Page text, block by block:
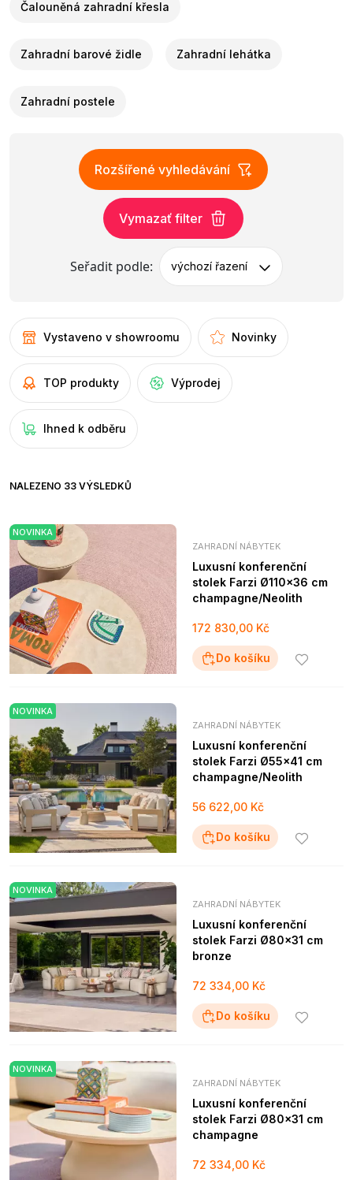
Čalouněná zahradní křesla
Zahradní barové židle Zahradní lehátka
Zahradní postele
Rozšířené vyhledávání
Vymazať filter
Seřadit podle: výchozí řazení
Vystaveno v showroomu Novinky
TOP produkty Výprodej
Ihned k odběru
NALEZENO 33 VÝSLEDKŮ
NOVINKA
ZAHRADNÍ NÁBYTEK
Luxusní konferenční
stolek Farzi Ø110x36 cm
champagne/Neolith
172 830,00 Kč
Do košíku
NOVINKA
ZAHRADNÍ NÁBYTEK
Luxusní konferenční
stolek Farzi Ø55x41 cm
champagne/Neolith
56 622,00 Kč
Do košíku
NOVINKA
ZAHRADNÍ NÁBYTEK
Luxusní konferenční
stolek Farzi Ø80x31 cm
bronze
72 334,00 Kč
Do košíku
NOVINKA
ZAHRADNÍ NÁBYTEK
Luxusní konferenční
stolek Farzi Ø80x31 cm
champagne
72 334,00 Kč